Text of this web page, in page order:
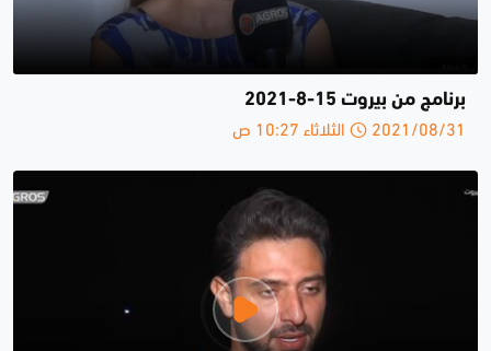
برنامج من بيروت 15-8-2021
2021/08/31 الثلاثاء 10:27 ص